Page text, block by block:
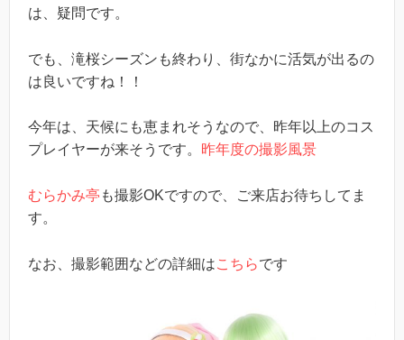
は、疑問です。
でも、滝桜シーズンも終わり、街なかに活気が出るの
は良いですね！！
今年は、天候にも恵まれそうなので、昨年以上のコス
プレイヤーが来そうです。 昨年度の撮影風景
むらかみ亭 も撮影OKですので、ご来店お待ちしてま
す。
なお、撮影範囲などの詳細はこちらです